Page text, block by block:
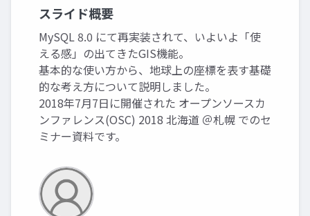
スライド概要
MySQL 8.0 にて再実装されて、いよいよ「使
える感」の出てきたGIS機能。
基本的な使い方から、地球上の座標を表す基礎
的な考え方について説明しました。
2018年7月7日に開催された オープンソースカ
ンファレンス(OSC) 2018 北海道 ＠札幌 でのセ
ミナー資料です。